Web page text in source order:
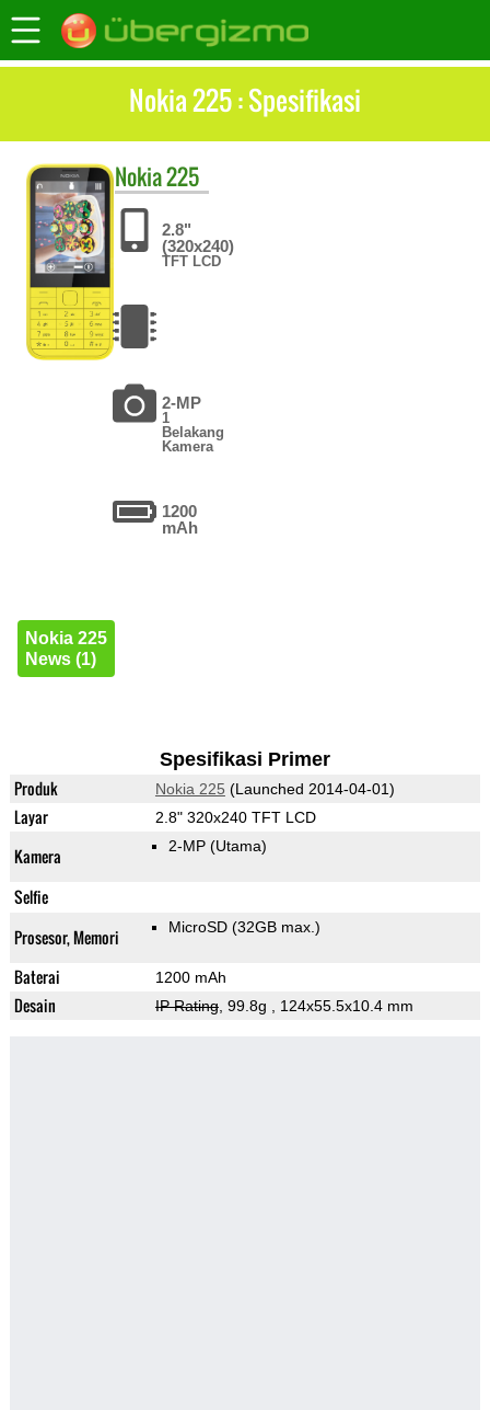
Nokia 225 : Spesifikasi
Nokia225
2.8"
(320x240)
TFT LCD
2-MP
1
Belakang
Kamera
1200
mAh
Nokia 225
News (1)
Spesifikasi Primer
Produk Nokia 225 (Launched 2014-04-01)
Layar 2.8" 320x240 TFT LCD
Kamera 2-MP (Utama)
Selfie
Prosesor, Memori
MicroSD (32GB max.)
Baterai 1200 mAh
Desain IP Rating, 99.8g , 124x55.5x10.4 mm